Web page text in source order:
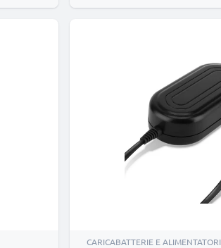
CARICABATTERIE E ALIMENTATORI